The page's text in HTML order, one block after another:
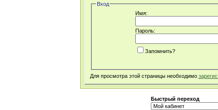
Вход
Имя:
Пароль:
Запомнить?
Для просмотра этой страницы необходимо
Быстрый переход